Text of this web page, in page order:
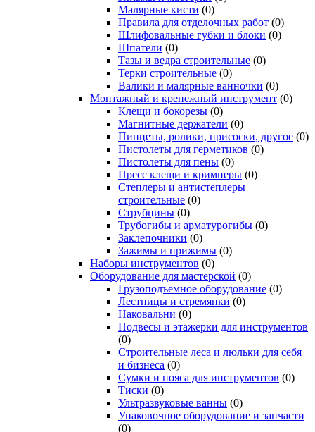
Малярные кисти (0)
Правила для отделочных работ (0)
Шлифовальные губки и блоки (0)
Шпатели (0)
Тазы и ведра строительные (0)
Терки строительные (0)
Валики и малярные ванночки (0)
Монтажный и крепежный инструмент (0)
Клещи и бокорезы (0)
Магнитные держатели (0)
Пинцеты, ролики, присоски, другое (0)
Пистолеты для герметиков (0)
Пистолеты для пены (0)
Пресс клещи и кримперы (0)
Степлеры и антистеплеры
строительные (0)
Струбцины (0)
Трубогибы и арматурогибы (0)
Заклепочники (0)
Зажимы и прижимы (0)
Наборы инструментов (0)
Оборудование для мастерской (0)
Грузоподъемное оборудование (0)
Лестницы и стремянки (0)
Наковальни (0)
Подвесы и этажерки для инструментов
(0)
Строительные леса и люльки для себя
и бизнеса (0)
Сумки и пояса для инструментов (0)
Тиски (0)
Ультразвуковые ванны (0)
Упаковочное оборудование и запчасти
(0)